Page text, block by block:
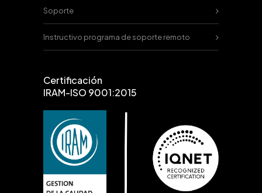
Soporte
Instructivo programa de soporte remoto
Certificación
IRAM-ISO 9001:2015